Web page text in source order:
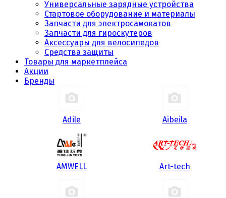
Универсальные зарядные устройства
Стартовое оборудование и материалы
Запчасти для электросамокатов
Запчасти для гироскутеров
Аксессуары для велосипедов
Средства защиты
Товары для маркетплейса
Акции
Бренды
Adile Aibeila
AMWELL Art-tech